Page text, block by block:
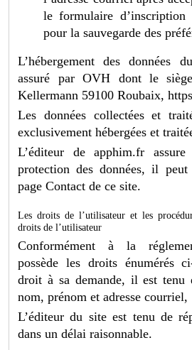
le formulaire d’inscription
pour la sauvegarde des
L’hébergement des données
assuré par OVH dont le
Kellermann 59100 Roubaix,
Les données collectées et
exclusivement hébergées et
L’éditeur de apphim.fr
protection des données, il
page Contact de ce site.
Les droits de l’utilisateur et les
droits de l’utilisateur
Conformément à la
possède les droits énumérés
droit à sa demande, il est tenu
nom, prénom et adresse courriel,
L’éditeur du site est tenu de
dans un délai raisonnable.